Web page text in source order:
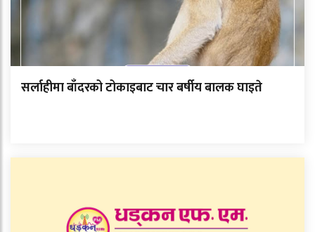
सर्लाहीमा बाँदरको टोकाइबाट चार बर्षीय बालक घाइते